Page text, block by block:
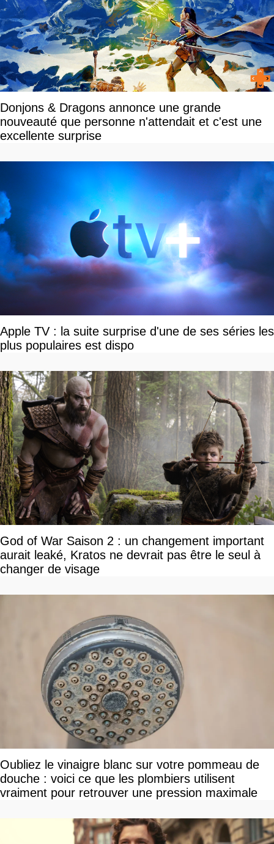
Donjons & Dragons annonce une grande
nouveauté que personne n'attendait et c'est une
excellente surprise
Apple TV : la suite surprise d'une de ses séries les
plus populaires est dispo
God of War Saison 2 : un changement important
aurait leaké, Kratos ne devrait pas être le seul à
changer de visage
Oubliez le vinaigre blanc sur votre pommeau de
douche : voici ce que les plombiers utilisent
vraiment pour retrouver une pression maximale